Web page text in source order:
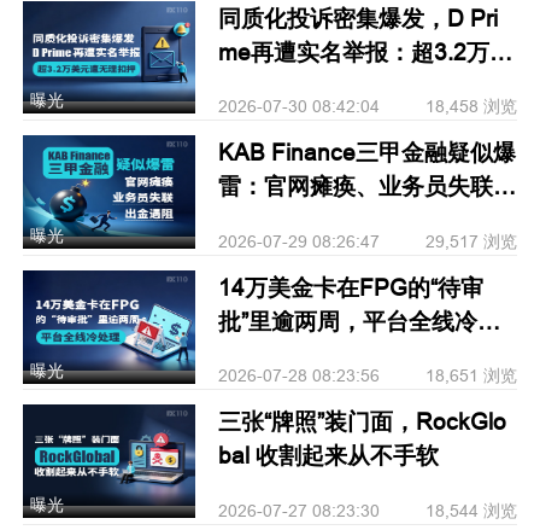
曝光
同质化投诉密集爆发，D Pri
me再遭实名举报：超3.2万美
2026-07-30 08:42:04 18,458 浏览
曝光
KAB Finance三甲金融疑似爆
雷：官网瘫痪、业务员失联、
2026-07-29 08:26:47 29,517 浏览
曝光
14万美金卡在FPG的“待审
批”里逾两周，平台全线冷处
2026-07-28 08:23:56 18,651 浏览
曝光
三张“牌照”装门面，RockGlo
bal 收割起来从不手软
2026-07-27 08:23:30 18,544 浏览